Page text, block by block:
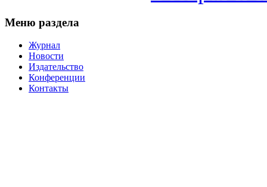
Меню раздела
Журнал
Новости
Издательство
Конференции
Контакты